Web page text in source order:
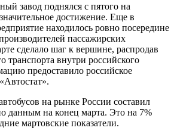
завод поднялся с пятого на
достижение. Еще в
находилось ровно посередине
пассажирских
сделало шаг к вершине, распродав
транспорта внутри российского
предоставило российское
на рынке России составил
данным на конец марта. Это на 7%
мартовские показатели.